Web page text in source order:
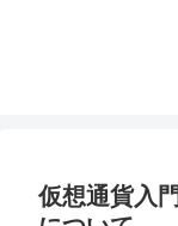
仮想通貨入